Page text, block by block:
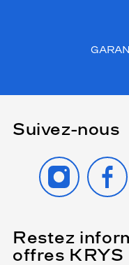
Suivez-nous
INSTAGRAM
Restez
offres KRYS
Name
(Ce
champ
est